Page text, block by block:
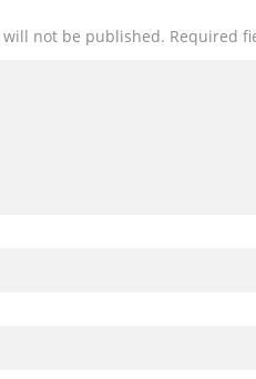
not be published. Required